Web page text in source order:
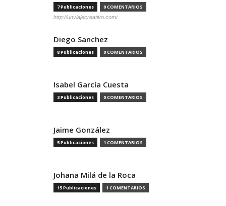
7 Publicaciones 0 COMENTARIOS
http://unviajecreativo.com/
Diego Sanchez
8 Publicaciones 0 COMENTARIOS
Isabel García Cuesta
3 Publicaciones 0 COMENTARIOS
Jaime González
5 Publicaciones 1 COMENTARIOS
Johana Milá de la Roca
15 Publicaciones 1 COMENTARIOS